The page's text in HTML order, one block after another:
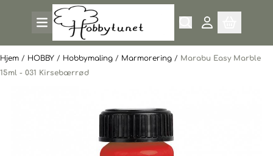
Hopp til innhold
Hjem / HOBBY / Hobbymaling / Marmorering / Marabu Easy Marble
15ml - 031 Kirsebærrød